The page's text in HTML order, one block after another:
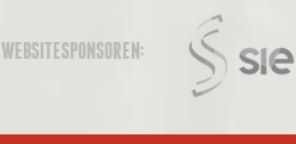
WEBSITESPONSOREN: